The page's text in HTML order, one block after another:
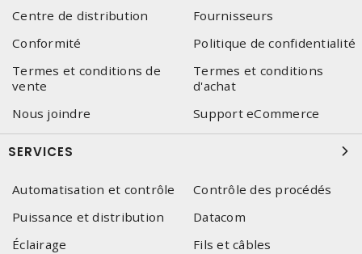
Centre de distribution
Fournisseurs
Conformité
Politique de confidentialité
Termes et conditions de
vente
Termes et conditions
d'achat
Nous joindre
Support eCommerce
SERVICES
Automatisation et contrôle
Contrôle des procédés
Puissance et distribution
Datacom
Éclairage
Fils et câbles